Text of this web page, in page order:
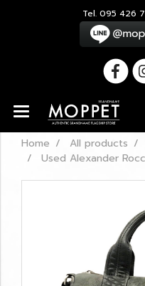
Tel. 095 426
Home All products
Used Alexander